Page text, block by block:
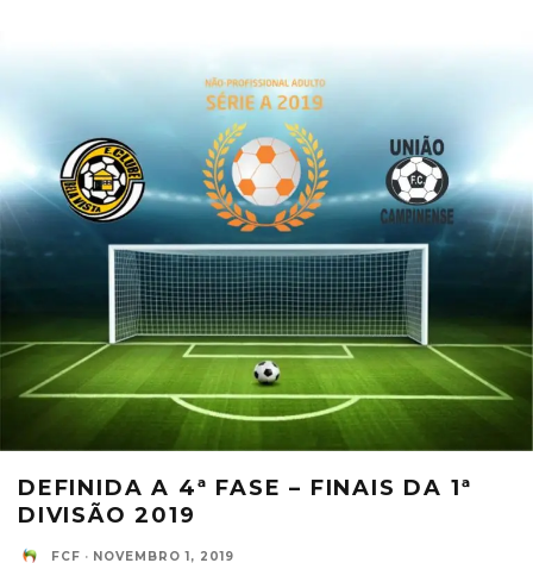
DEFINIDA A 4ª FASE – FINAIS DA 1ª
DIVISÃO 2019
FCF · NOVEMBRO 1, 2019